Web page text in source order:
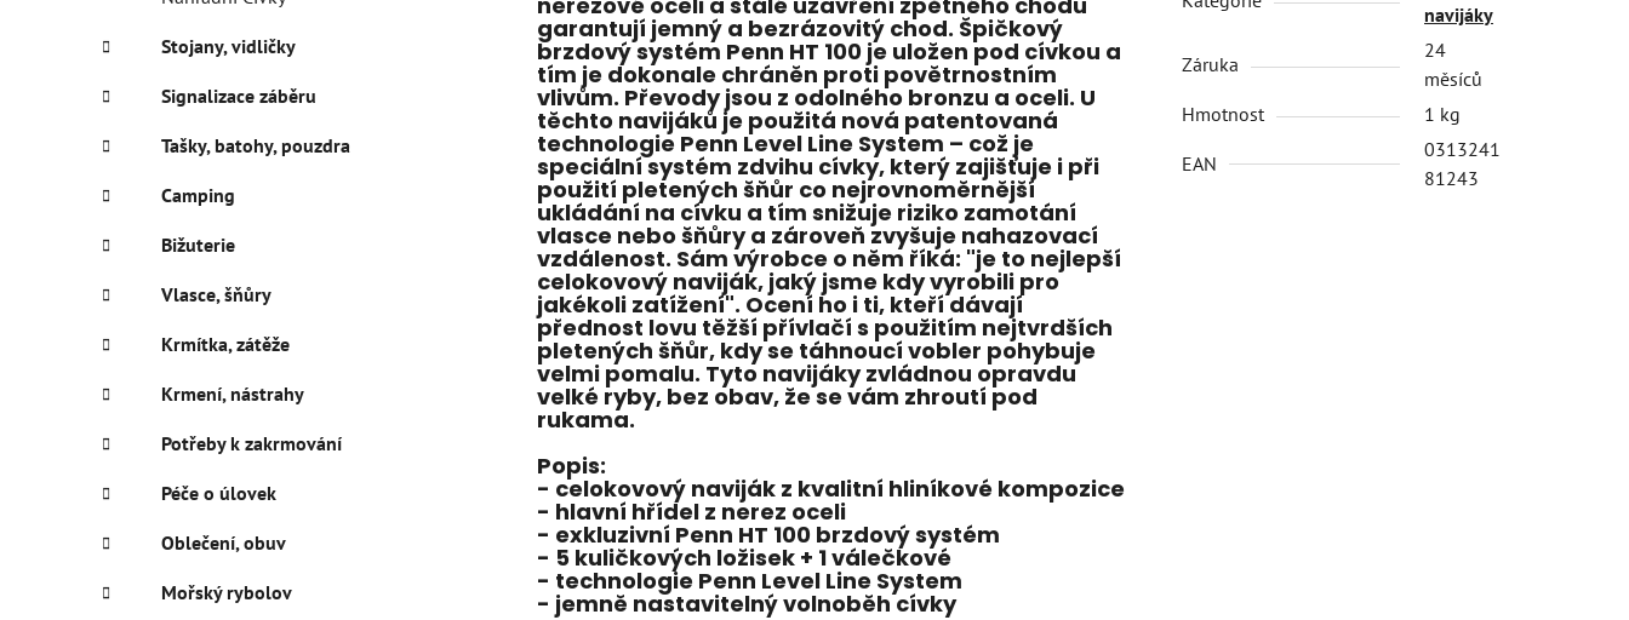
Stojany, vidličky
Signalizace záběru
Tašky, batohy, pouzdra
Camping
Bižuterie
Vlasce, šňůry
Krmítka, zátěže
Krmení, nástrahy
Potřeby k zakrmování
Péče o úlovek
Oblečení, obuv
Mořský rybolov
garantují jemný a bezrázovitý chod. Špičkový
brzdový systém Penn HT 100 je uložen pod cívkou a
tím je dokonale chráněn proti povětrnostním
vlivům. Převody jsou z odolného bronzu a oceli. U
těchto navijáků je použitá nová patentovaná
technologie Penn Level Line System – což je
speciální systém zdvihu cívky, který zajišťuje i při
použití pletených šňůr co nejrovnoměrnější
ukládání na cívku a tím snižuje riziko zamotání
vlasce nebo šňůry a zároveň zvyšuje nahazovací
vzdálenost. Sám výrobce o něm říká: "je to nejlepší
celokovový naviják, jaký jsme kdy vyrobili pro
jakékoli zatížení". Ocení ho i ti, kteří dávají
přednost lovu těžší přívlačí s použitím nejtvrdších
pletených šňůr, kdy se táhnoucí vobler pohybuje
velmi pomalu. Tyto navijáky zvládnou opravdu
velké ryby, bez obav, že se vám zhroutí pod
rukama.
Popis:
- celokovový naviják z kvalitní hliníkové kompozice
- hlavní hřídel z nerez oceli
- exkluzivní Penn HT 100 brzdový systém
- 5 kuličkových ložisek + 1 válečkové
- technologie Penn Level Line System
- jemně nastavitelný volnoběh cívky
navijáky
Záruka
24
měsíců
Hmotnost
1 kg
EAN
0313241
81243